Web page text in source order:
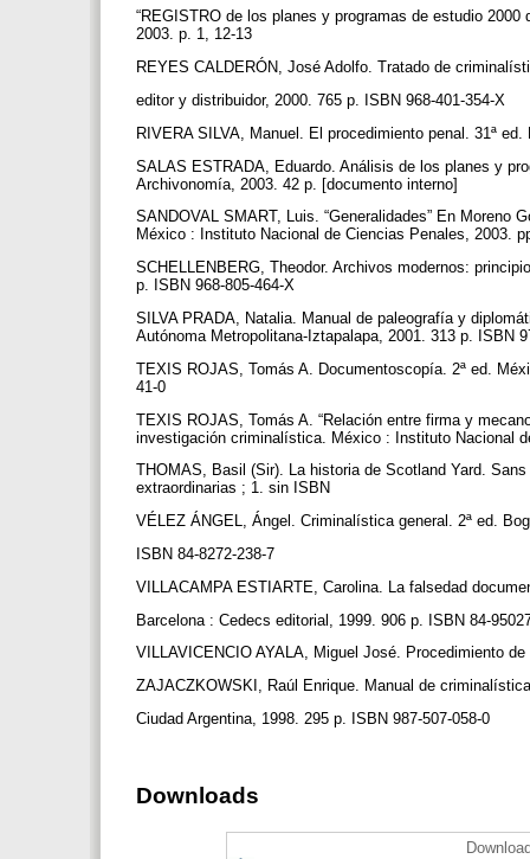
“REGISTRO de los planes y programas de estudio
2003. p. 1, 12-13
REYES CALDERÓN, José Adolfo. Tratado de
editor y distribuidor, 2000. 765 p. ISBN 968-401-354-X
RIVERA SILVA, Manuel. El procedimiento penal. 31ª
SALAS ESTRADA, Eduardo. Análisis de los planes y
Archivonomía, 2003. 42 p. [documento interno]
SANDOVAL SMART, Luis. “Generalidades” En
México : Instituto Nacional de Ciencias Penales, 2003.
SCHELLENBERG, Theodor. Archivos modernos:
p. ISBN 968-805-464-X
SILVA PRADA, Natalia. Manual de paleografía y
Autónoma Metropolitana-Iztapalapa, 2001. 313 p. ISBN
TEXIS ROJAS, Tomás A. Documentoscopía. 2ª ed.
41-0
TEXIS ROJAS, Tomás A. “Relación entre firma y
investigación criminalística. México : Instituto Nacional
THOMAS, Basil (Sir). La historia de Scotland Yard.
extraordinarias ; 1. sin ISBN
VÉLEZ ÁNGEL, Ángel. Criminalística general. 2ª ed.
ISBN 84-8272-238-7
VILLACAMPA ESTIARTE, Carolina. La falsedad
Barcelona : Cedecs editorial, 1999. 906 p. ISBN 84-
VILLAVICENCIO AYALA, Miguel José. Procedimiento
ZAJACZKOWSKI, Raúl Enrique. Manual de
Ciudad Argentina, 1998. 295 p. ISBN 987-507-058-0
Downloads